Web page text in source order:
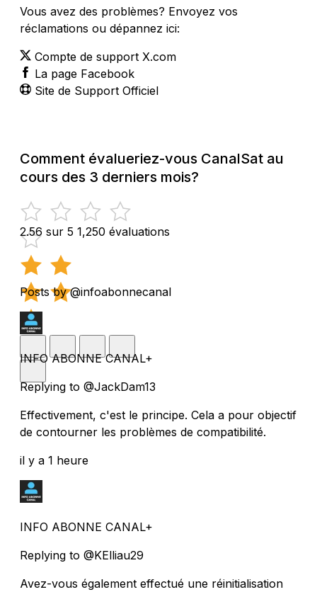
Vous avez des problèmes? Envoyez vos
réclamations ou dépannez ici:
Compte de support X.com
La page Facebook
Site de Support Officiel
Comment évalueriez-vous CanalSat au
cours des 3 derniers mois?
2.56 sur 5 1,250 évaluations
Posts by @infoabonnecanal
INFO ABONNE CANAL+
Replying to @JackDam13
Effectivement, c'est le principe. Cela a pour objectif
de contourner les problèmes de compatibilité.
il y a 1 heure
INFO ABONNE CANAL+
Replying to @KElliau29
Avez-vous également effectué une réinitialisation